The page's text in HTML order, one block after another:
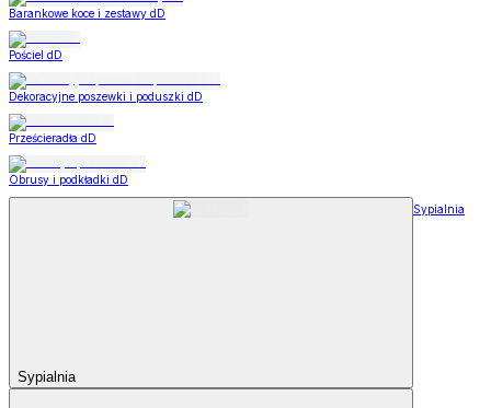
Barankowe koce i zestawy dD
Pościel dD
Dekoracyjne poszewki i poduszki dD
Prześcieradła dD
Obrusy i podkładki dD
Sypialnia
Sypialnia